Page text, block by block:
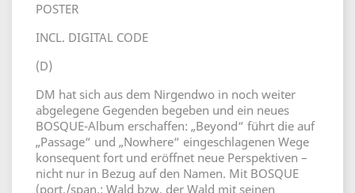
POSTER
INCL. DIGITAL CODE
(D)
DM hat sich aus dem Nirgendwo in noch weiter
abgelegene Gegenden begeben und ein neues
BOSQUE-Album erschaffen: „Beyond“ führt die auf
„Passage“ und „Nowhere“ eingeschlagenen Wege
konsequent fort und eröffnet neue Perspektiven –
nicht nur in Bezug auf den Namen. Mit BOSQUE
(port./span.: Wald bzw. der Wald mit seinen